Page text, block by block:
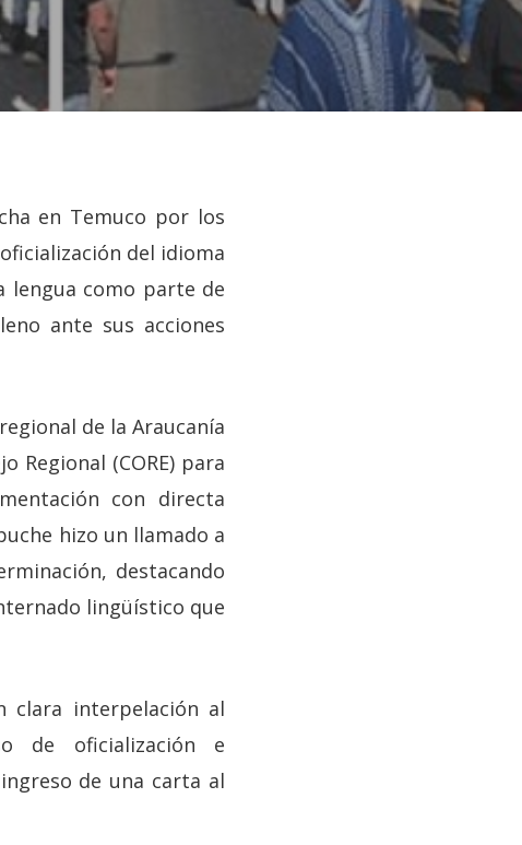
en Temuco por los
del idioma
lengua como parte de
ante sus acciones
de la Araucanía
Regional (CORE) para
con directa
hizo un llamado a
destacando
lingüístico que
clara interpelación al
de oficialización e
de una carta al